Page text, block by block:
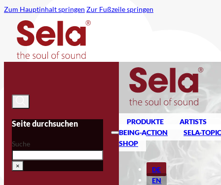
Zum Hauptinhalt springen Zur Fußzeile springen
Seite durchsuchen
Suche
×
PRODUKTE
ARTISTS
BEING-ACTION
SELA-
SHOP
DE
EN